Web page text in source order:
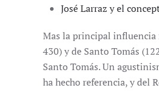
José Larraz y el
Mas la principal influencia
430) y de Santo Tomás
Santo Tomás. Un
ha hecho referencia, y del